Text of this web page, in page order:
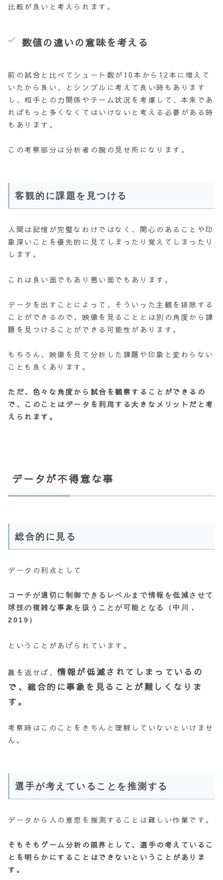
比較が良いと考えられます。
数値の違いの意味を考える
前の試合と比べてシュート数が10本から12本に増えて
いたから良い、とシンプルに考えて良い時もあります
し、相手との力関係やチーム状況を考慮して、本来であ
ればもっと多くなくてはいけないと考える必要がある時
もあります。
この考察部分は分析者の腕の見せ所になります。
客観的に課題を見つける
人間は記憶が完璧なわけではなく、関心のあることや印
象深いことを優先的に見てしまったり覚えてしまったり
します。
これは良い面でもあり悪い面でもあります。
データを出すことによって、そういった主観を排除する
ことができるので、映像を見ることとは別の角度から課
題を見つけることができる可能性があります。
もちろん、映像を見て分析した課題や印象と変わらない
ことも良くあります。
ただ、色々な角度から試合を観察することができるの
で、このことはデータを利用する大きなメリットだと考
えられます。
データが不得意な事
総合的に見る
データの利点として
コーチが適切に制御できるレベルまで情報を低減させて
球技の複雑な事象を扱うことが可能となる（中川，
2019）
ということがあげられています。
裏を返せば、情報が低減されてしまっているの
で、総合的に事象を見ることが難しくなりま
す。
考察時はこのことをきちんと理解していないといけませ
ん。
選手が考えていることを推測する
データから人の意思を推測することは難しい作業です。
そもそもゲーム分析の限界として、選手の考えているこ
とを明らかにすることはできないということがありま
す。